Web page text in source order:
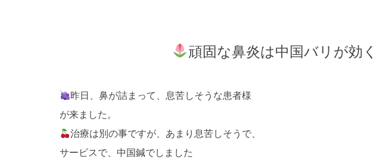
頑固な鼻炎は中国バリが効く
昨日、鼻が詰まって、息苦しそうな患者様
が来ました。
治療は別の事ですが、あまり息苦しそうで、
サービスで、中国鍼でしました